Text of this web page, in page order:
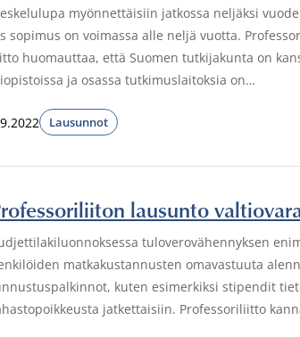
myönnettäisiin jatkossa neljäksi
sopimus on voimassa alle neljä vuotta.
huomauttaa, että Suomen tutkijakunta on
ja osassa tutkimuslaitoksia on…
Lausunnot
lausunto
tuloverovähennyksen
matkakustannusten omavastuuta
kuten esimerkiksi stipendit
jatkettaisiin. Professoriliitto